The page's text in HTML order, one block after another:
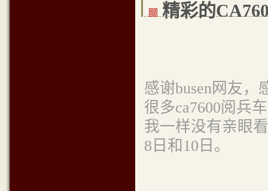
精彩的
感谢busen网友，
很多ca7600阅兵
我一样没有亲眼
8日和10日。